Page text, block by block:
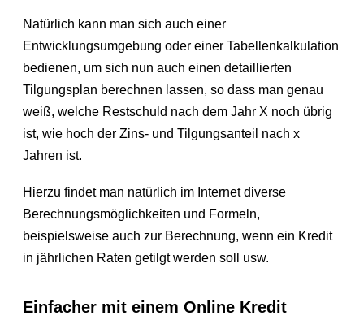
Natürlich kann man sich auch einer
Entwicklungsumgebung oder einer Tabellenkalkulation
bedienen, um sich nun auch einen detaillierten
Tilgungsplan berechnen lassen, so dass man genau
weiß, welche Restschuld nach dem Jahr X noch übrig
ist, wie hoch der Zins- und Tilgungsanteil nach x
Jahren ist.
Hierzu findet man natürlich im Internet diverse
Berechnungsmöglichkeiten und Formeln,
beispielsweise auch zur Berechnung, wenn ein Kredit
in jährlichen Raten getilgt werden soll usw.
Einfacher mit einem Online Kredit